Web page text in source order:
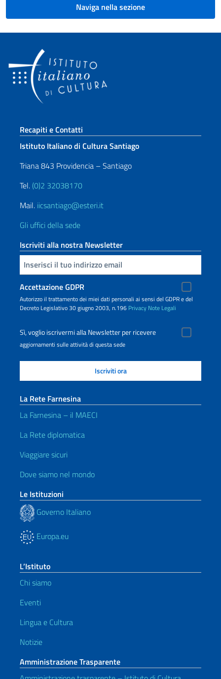
Naviga nella sezione
Sezione footer
Recapiti e Contatti
Istituto Italiano di Cultura Santiago
Triana 843 Providencia – Santiago
Tel. (0)2 32038170
Mail. iicsantiago@esteri.it
Gli uffici della sede
Iscriviti alla nostra Newsletter
Inserisci la tua email
Accettazione GDPR
Autorizzo il trattamento dei miei dati personali ai sensi del GDPR e del
Decreto Legislativo 30 giugno 2003, n.196 Privacy Note Legali
Sì, voglio iscrivermi alla Newsletter per ricevere
aggiornamenti sulle attività di questa sede
La Rete Farnesina
La Farnesina – il MAECI
La Rete diplomatica
Viaggiare sicuri
Dove siamo nel mondo
Le Istituzioni
Governo Italiano
Europa.eu
L’Istituto
Chi siamo
Eventi
Lingua e Cultura
Notizie
Amministrazione Trasparente